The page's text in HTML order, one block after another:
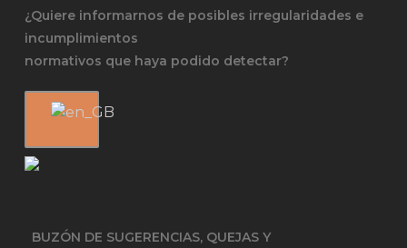
¿Quiere informarnos de posibles irregularidades e
incumplimientos
normativos que haya podido detectar?
BUZÓN DE SUGERENCIAS, QUEJAS Y